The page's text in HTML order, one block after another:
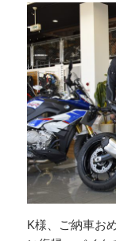
K様、ご納車お